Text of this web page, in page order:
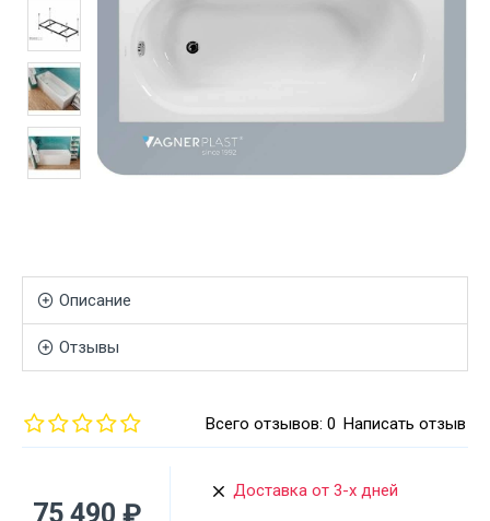
Описание
Отзывы
Всего отзывов: 0 Написать отзыв
75 490 ₽
Доставка от 3-х дней